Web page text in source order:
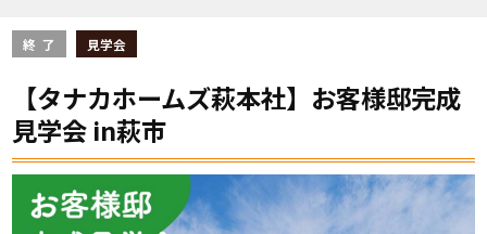
終了 見学会
【タナカホームズ萩本社】お客様邸完成
見学会 in萩市